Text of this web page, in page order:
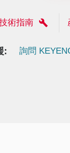
術指南
: 詢問